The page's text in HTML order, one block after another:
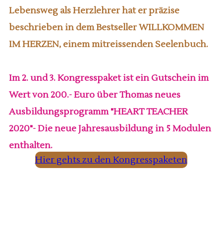
Lebensweg als Herzlehrer hat er präzise
beschrieben in dem Bestseller WILLKOMMEN
IM HERZEN, einem mitreissenden Seelenbuch.
Im 2. und 3. Kongresspaket ist ein Gutschein im
Wert von 200.- Euro über Thomas neues
Ausbildungsprogramm "HEART TEACHER
2020"- Die neue Jahresausbildung in 5 Modulen
enthalten.
Hier gehts zu den Kongresspaketen